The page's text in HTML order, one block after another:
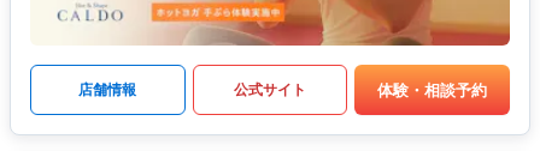
店舗情報 公式サイト 体験・相談予約